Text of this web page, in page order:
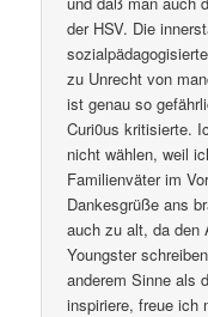
der HSV. Die
zu Unrecht von
ist genau so
Curi0us kritisierte.
nicht wählen, weil
Familienväter im
Dankesgrüße ans
auch zu alt, da den
Youngster
anderem Sinne als
inspiriere, freue ich